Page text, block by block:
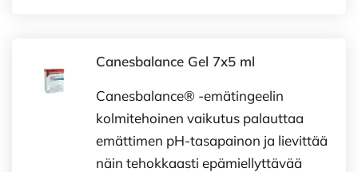
Canesbalance Gel 7x5 ml
Canesbalance® -emätingeelin
kolmitehoinen vaikutus palauttaa
emättimen pH-tasapainon ja lievittää
näin tehokkaasti epämiellyttävää